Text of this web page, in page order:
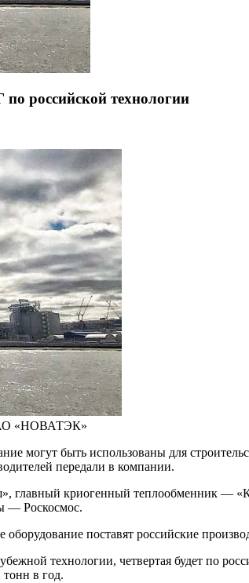
российской технологии
«НОВАТЭК»
могут быть использованы для
передали в компании.
главный криогенный теплообменник —
— Роскосмос.
поставят российские
технологии, четвертая будет по
в год.